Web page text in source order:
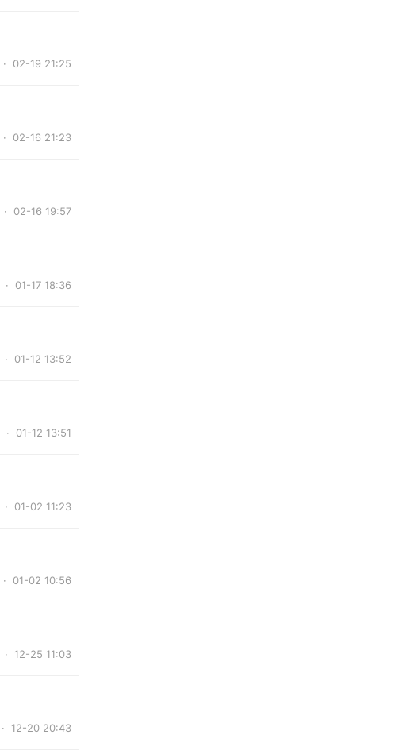
· 02-19 21:25
· 02-16 21:23
· 02-16 19:57
· 01-17 18:36
· 01-12 13:52
· 01-12 13:51
· 01-02 11:23
· 01-02 10:56
· 12-25 11:03
· 12-20 20:43